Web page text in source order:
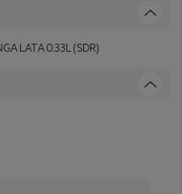
LATA 0.33L (SDR)